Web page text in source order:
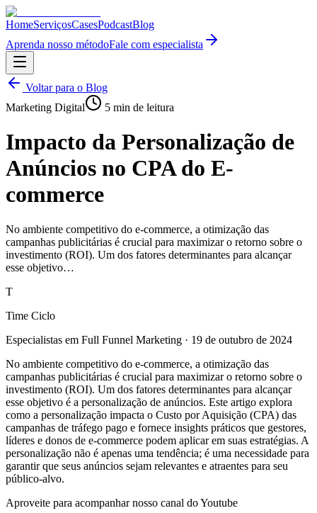
HomeServiçosCasesPodcastBlog
Aprenda nosso métodoFale com especialista
Voltar para o Blog
Marketing Digital
5 min de leitura
Impacto da Personalização de
Anúncios no CPA do E-
commerce
No ambiente competitivo do e-commerce, a otimização das
campanhas publicitárias é crucial para maximizar o retorno sobre o
investimento (ROI). Um dos fatores determinantes para alcançar
esse objetivo…
T
Time Ciclo
Especialistas em Full Funnel Marketing · 19 de outubro de 2024
No ambiente competitivo do e-commerce, a otimização das
campanhas publicitárias é crucial para maximizar o retorno sobre o
investimento (ROI). Um dos fatores determinantes para alcançar
esse objetivo é a personalização de anúncios. Este artigo explora
como a personalização impacta o Custo por Aquisição (CPA) das
campanhas de tráfego pago e fornece insights práticos que gestores,
líderes e donos de e-commerce podem aplicar em suas estratégias. A
personalização não é apenas uma tendência; é uma necessidade para
garantir que seus anúncios sejam relevantes e atraentes para seu
público-alvo.
Aproveite para acompanhar nosso canal do Youtube